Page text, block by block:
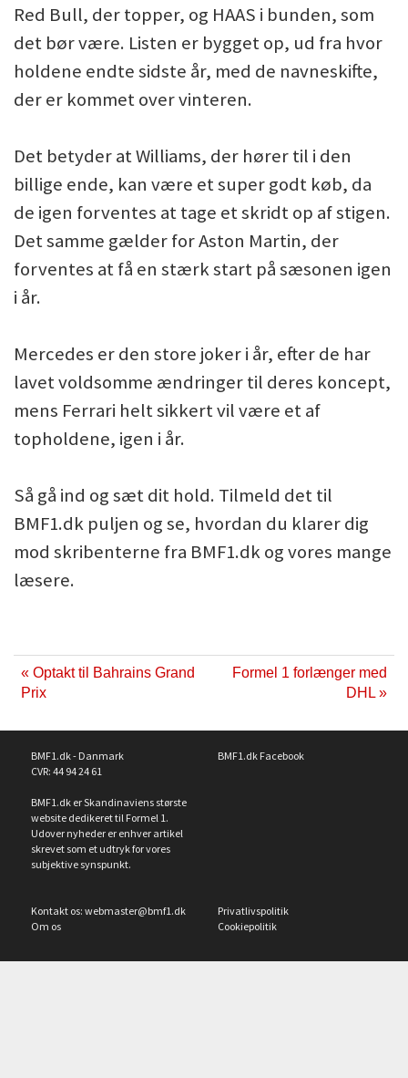
Red Bull, der topper, og HAAS i bunden, som
det bør være. Listen er bygget op, ud fra hvor
holdene endte sidste år, med de navneskifte,
der er kommet over vinteren.
Det betyder at Williams, der hører til i den
billige ende, kan være et super godt køb, da
de igen forventes at tage et skridt op af stigen.
Det samme gælder for Aston Martin, der
forventes at få en stærk start på sæsonen igen
i år.
Mercedes er den store joker i år, efter de har
lavet voldsomme ændringer til deres koncept,
mens Ferrari helt sikkert vil være et af
topholdene, igen i år.
Så gå ind og sæt dit hold. Tilmeld det til
BMF1.dk puljen og se, hvordan du klarer dig
mod skribenterne fra BMF1.dk og vores mange
læsere.
« Optakt til Bahrains Grand
Prix
Formel 1 forlænger med
DHL »
BMF1.dk - Danmark
CVR: 44 94 24 61
BMF1.dk er Skandinaviens største
website dedikeret til Formel 1.
Udover nyheder er enhver artikel
skrevet som et udtryk for vores
subjektive synspunkt.
BMF1.dk Facebook
Kontakt os: webmaster@bmf1.dk
Om os
Privatlivspolitik
Cookiepolitik